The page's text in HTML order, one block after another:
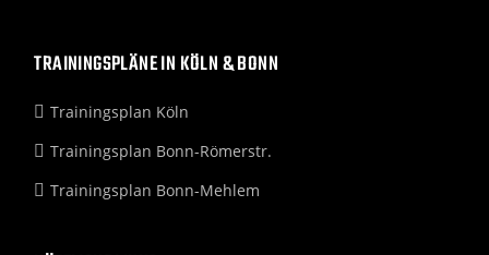
TRAININGSPLÄNE IN KÖLN & BONN
Trainingsplan Köln
Trainingsplan Bonn-Römerstr.
Trainingsplan Bonn-Mehlem